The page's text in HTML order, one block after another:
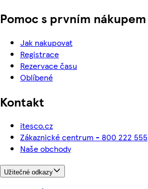
Pomoc s prvním nákupem
Jak nakupovat
Registrace
Rezervace času
Oblíbené
Kontakt
itesco.cz
Zákaznické centrum - 800 222 555
Naše obchody
Užitečné odkazy